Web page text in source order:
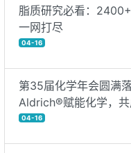
脂质研究必看：
一网打尽
04-16
第35届化学年会圆满
Aldrich®赋能化学，
04-16